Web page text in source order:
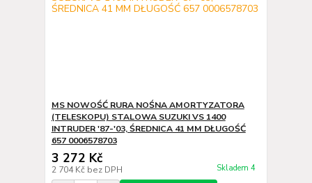
MS NOWOŚĆ RURA NOŚNA AMORTYZATORA
(TELESKOPU) STALOWA SUZUKI VS 1400
INTRUDER '87-'03, ŚREDNICA 41 MM DŁUGOŚĆ
657 0006578703
3 272 Kč
2 704 Kč bez DPH Skladem 4